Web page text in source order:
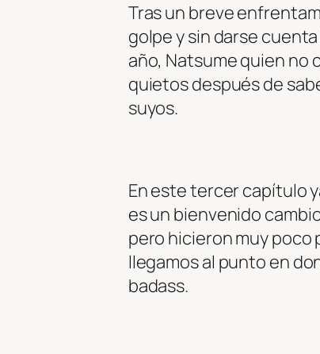
Tras un breve
golpe y sin darse
año, Natsume quien no
quietos después de
suyos.
En este tercer capítulo
es un bienvenido
pero hicieron muy poco
llegamos al punto en
badass.